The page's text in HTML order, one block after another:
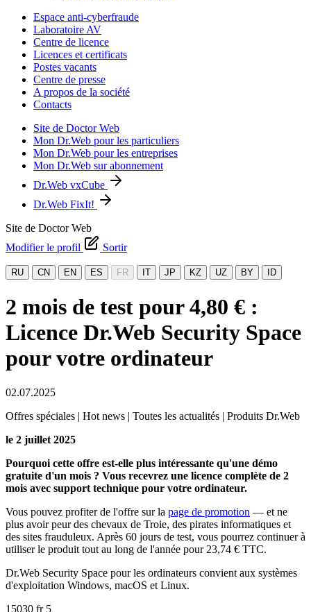
Espace anti-cyberfraude
Laboratoire AV
Centre de licence
Licences et certificats
Postes vacants
Centre de presse
A propos de la société
Contacts
Site de Doctor Web
Mon Dr.Web pour les particuliers
Mon Dr.Web pour les entreprises
Mon Dr.Web sur abonnement
Dr.Web vxCube
Dr.Web FixIt!
Site de Doctor Web
Modifier le profil
Sortir
RU CN EN ES FR IT JP KZ UZ BY ID
2 mois de test pour 4,80 € :
Licence Dr.Web Security Space
pour votre ordinateur
02.07.2025
Offres spéciales | Hot news | Toutes les actualités | Produits Dr.Web
le 2 juillet 2025
Pourquoi cette offre est-elle plus intéressante qu'une démo
gratuite d'un mois ? Vous recevrez une licence complète de 2
mois avec support technique pour votre ordinateur.
Vous pouvez profiter de l'offre sur la page de promotion — et ne
plus avoir peur des chevaux de Troie, des pirates informatiques et
des sites frauduleux. Après 60 jours de test, vous pourrez continuer à
utiliser le produit tout au long de l'année pour 23,74 € TTC.
Dr.Web Security Space pour les ordinateurs convient aux systèmes
d'exploitation Windows, macOS et Linux.
15030 fr 5